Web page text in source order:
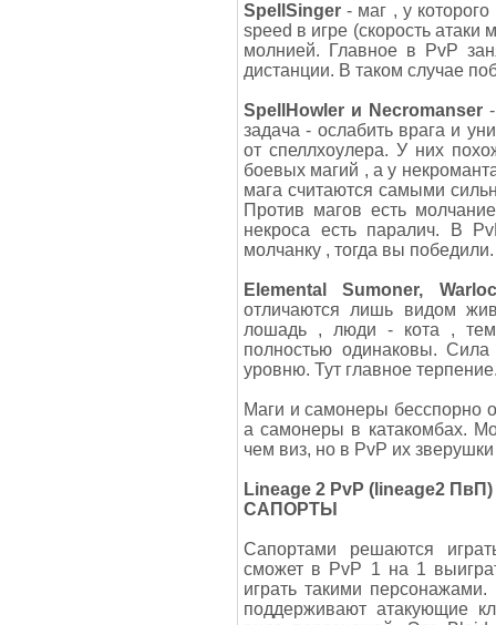
SpellSinger - маг , у
speed в игре (скорость
молнией. Главное в PvP
дистанции. В таком случае
SpellHowler и Necromanser-
задача - ослабить врага и
от спеллхоулера. У них
боевых магий , а у
мага считаются самыми
Против магов есть
некроса есть паралич. В
молчанку , тогда вы победили.
Elemental Sumoner,
отличаются лишь видом
лошадь , люди - кота ,
полностью одинаковы.
уровню. Тут главное
Маги и самонеры бесспорно
а самонеры в катакомбах.
чем виз, но в PvP их
Lineage 2 PvP (lineage2 ПвП)
САПОРТЫ
Сапортами решаются
сможет в PvP 1 на 1
играть такими
поддерживают атакующие